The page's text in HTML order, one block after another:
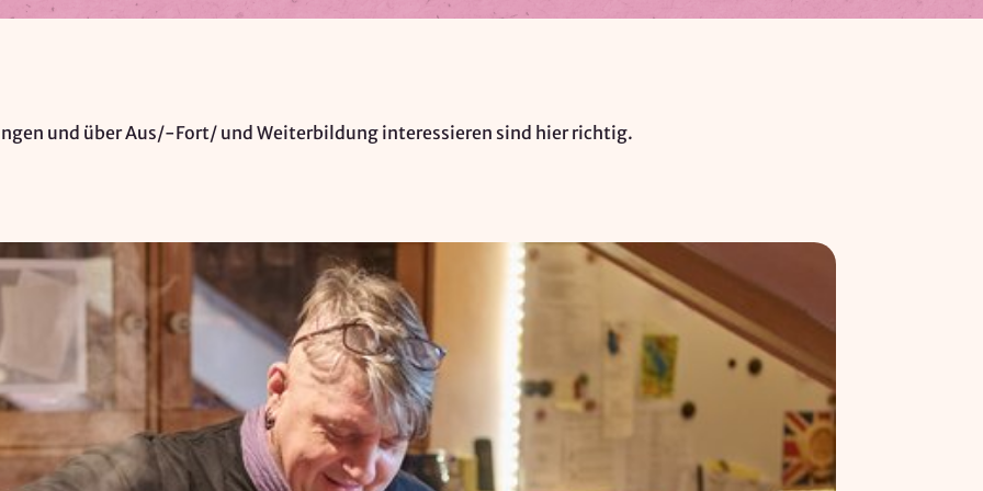
und über Aus/-Fort/ und Weiterbildung interessieren sind hier richtig.